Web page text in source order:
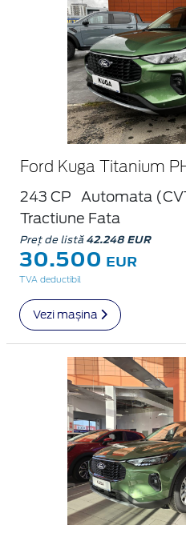
Ford Kuga Titanium
243 CP Automata
Tractiune Fata
Preț de listă42.248 EUR
30.500 EUR
TVA deductibil
Vezi mașina